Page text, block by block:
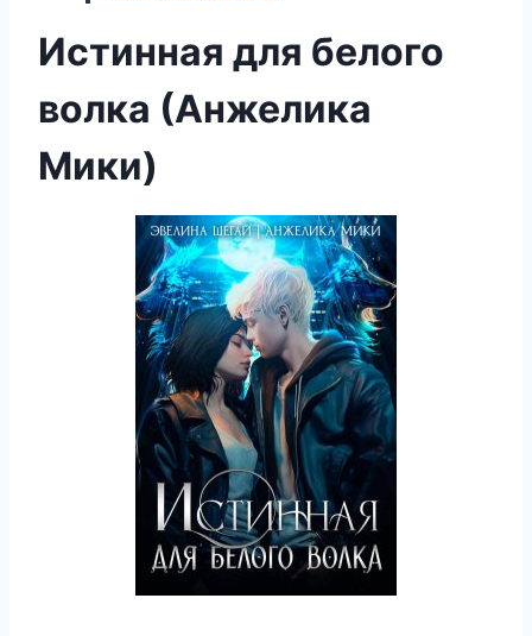
Истинная для белого
волка (Анжелика
Мики)